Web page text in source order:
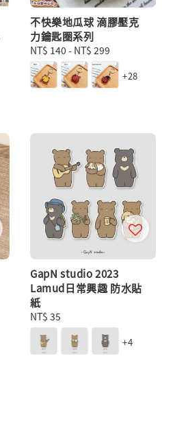
不快樂地瓜球 滴膠壓克
力鑰匙圈系列
Regular
price
NT$ 140 - NT$ 299
+28
GapN studio 2023
Lamud日常興趣 防水貼
紙
Regular
price
NT$ 35
+4